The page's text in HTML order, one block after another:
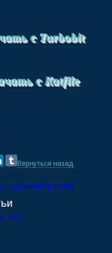
с Turbobit
с Katfile
Вернуться назад
с администрацией